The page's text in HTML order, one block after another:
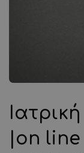
|on